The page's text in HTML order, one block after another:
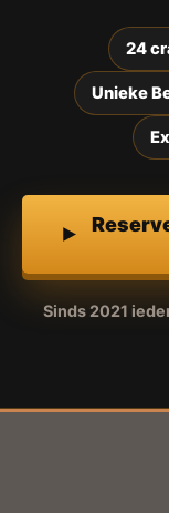
24
Unieke
Sinds 2021